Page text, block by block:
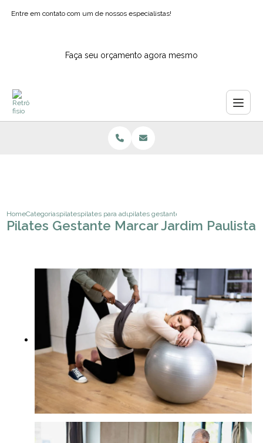
Entre em contato com um de nossos especialistas!
Faça seu orçamento agora mesmo
HomeCategoriaspilatespilates para adultospilates gestante marcar jardim paulista
Pilates Gestante Marcar Jardim Paulista